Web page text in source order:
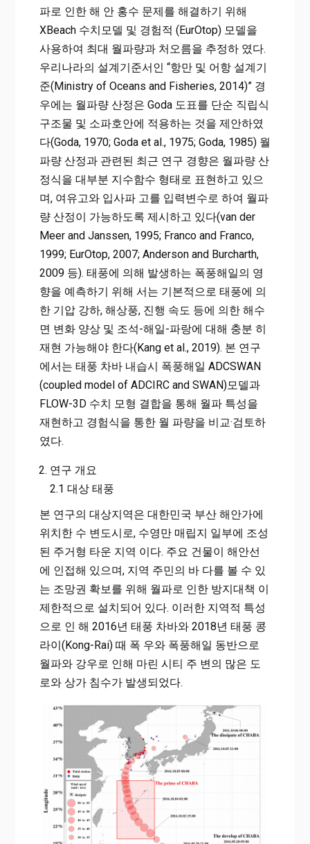
파로 인한 해 안 홍수 문제를 해결하기 위해
XBeach 수치모델 및 경험적 (EurOtop) 모델을
사용하여 최대 월파량과 처오름을 추정하 였다.
우리나라의 설계기준서인 “항만 및 어항 설계기
준(Ministry of Oceans and Fisheries, 2014)” 경
우에는 월파량 산정은 Goda 도표를 단순 직립식
구조물 및 소파호안에 적용하는 것을 제안하였
다(Goda, 1970; Goda et al., 1975; Goda, 1985) 월
파량 산정과 관련된 최근 연구 경향은 월파량 산
정식을 대부분 지수함수 형태로 표현하고 있으
며, 여유고와 입사파 고를 입력변수로 하여 월파
량 산정이 가능하도록 제시하고 있다(van der
Meer and Janssen, 1995; Franco and Franco,
1999; EurOtop, 2007; Anderson and Burcharth,
2009 등). 태풍에 의해 발생하는 폭풍해일의 영
향을 예측하기 위해 서는 기본적으로 태풍에 의
한 기압 강하, 해상풍, 진행 속도 등에 의한 해수
면 변화 양상 및 조석-해일-파랑에 대해 충분 히
재현 가능해야 한다(Kang et al., 2019). 본 연구
에서는 태풍 차바 내습시 폭풍해일 ADCSWAN
(coupled model of ADCIRC and SWAN)모델과
FLOW-3D 수치 모형 결합을 통해 월파 특성을
재현하고 경험식을 통한 월 파량을 비교·검토하
였다.
연구 개요
2.1 대상 태풍
본 연구의 대상지역은 대한민국 부산 해안가에
위치한 수 변도시로, 수영만 매립지 일부에 조성
된 주거형 타운 지역 이다. 주요 건물이 해안선
에 인접해 있으며, 지역 주민의 바 다를 볼 수 있
는 조망권 확보를 위해 월파로 인한 방지대책 이
제한적으로 설치되어 있다. 이러한 지역적 특성
으로 인 해 2016년 태풍 차바와 2018년 태풍 콩
라이(Kong-Rai) 때 폭 우와 폭풍해일 동반으로
월파와 강우로 인해 마린 시티 주 변의 많은 도
로와 상가 침수가 발생되었다.